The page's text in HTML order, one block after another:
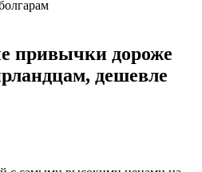
привычки дороже
дешевле